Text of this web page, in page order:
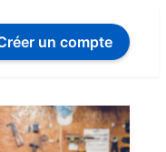
un compte